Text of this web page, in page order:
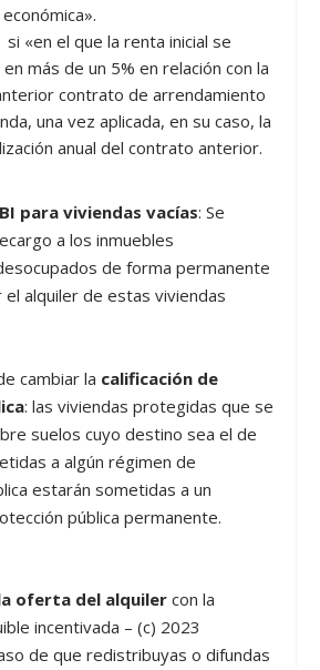
si «en el que la renta inicial se
más de un 5% en relación con la
contrato de arrendamiento
una vez aplicada, en su caso, la
anual del contrato anterior.
para viviendas vacías: Se
a los inmuebles
de forma permanente
el alquiler de estas viviendas
cambiar la calificación de
: las viviendas protegidas que se
suelos cuyo destino sea el de
a algún régimen de
estarán sometidas a un
pública permanente.
oferta del alquilercon la
incentivada – (c) 2023
de que redistribuyas o difundas